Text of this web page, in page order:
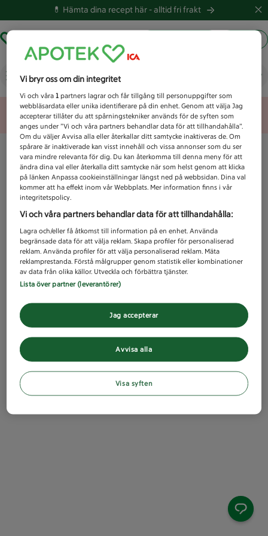
💊 Hämta dina recept här -alltid fri frakt
Vad letar du efter idag?
Unknown error
Vi bryr oss om din integritet
Vi och våra1 partners lagrar och får tillgång till personuppgifter som
webbläsardata eller unika identifierare på din enhet. Genom att välja Jag
accepterar tillåter du att spårningstekniker används för de syften som
anges under ”Vi och våra partners behandlar data för att tillhandahålla”.
Om du väljer Avvisa alla eller återkallar ditt samtycke inaktiveras de. Om
spårare är inaktiverade kan visst innehåll och vissa annonser som du ser
vara mindre relevanta för dig. Du kan återkomma till denna meny för att
ändra dina val eller återkalla ditt samtycke när som helst genom att klicka
på länken Anpassa cookieinställningar längst ned på webbsidan. Dina val
kommer att ha effekt inom vår Webbplats. Mer information finns i vår
integritetspolicy.
Vi och våra partners behandlar data för att tillhandahålla:
Lagra och/eller få åtkomst till information på en enhet. Använda
begränsade data för att välja reklam. Skapa profiler för personaliserad
reklam. Använda profiler för att välja personaliserad reklam. Mäta
reklamprestanda. Förstå målgrupper genom statistik eller kombinationer
av data från olika källor. Utveckla och förbättra tjänster.
Lista över partner (leverantörer)
Avvisa alla
Jag accepterar
Visa syften